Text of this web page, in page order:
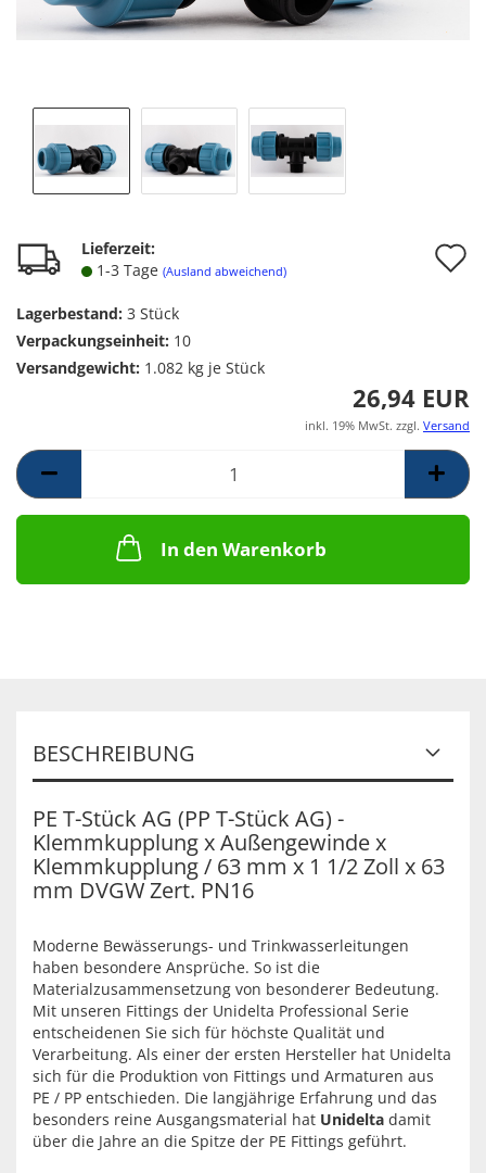
Lieferzeit:
1-3 Tage (Ausland abweichend)
Lagerbestand: 3 Stück
Verpackungseinheit: 10
Versandgewicht: 1.082 kg je Stück
26,94 EUR
inkl. 19% MwSt. zzgl. Versand
In den Warenkorb
BESCHREIBUNG
PE T-Stück AG (PP T-Stück AG) -
Klemmkupplung x Außengewinde x
Klemmkupplung / 63 mm x 1 1/2 Zoll x 63
mm DVGW Zert. PN16
Moderne Bewässerungs- und Trinkwasserleitungen
haben besondere Ansprüche. So ist die
Materialzusammensetzung von besonderer Bedeutung.
Mit unseren Fittings der Unidelta Professional Serie
entscheidenen Sie sich für höchste Qualität und
Verarbeitung. Als einer der ersten Hersteller hat Unidelta
sich für die Produktion von Fittings und Armaturen aus
PE / PP entschieden. Die langjährige Erfahrung und das
besonders reine Ausgangsmaterial hat Unidelta damit
über die Jahre an die Spitze der PE Fittings geführt.